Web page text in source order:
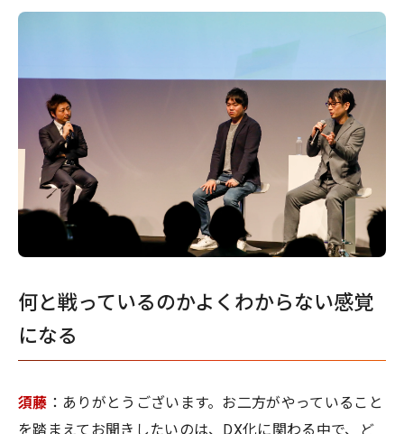
何と戦っているのかよくわからない感覚
になる
須藤 ：ありがとうございます。お二方がやっていること
を踏まえてお聞きしたいのは、DX化に関わる中で、ど